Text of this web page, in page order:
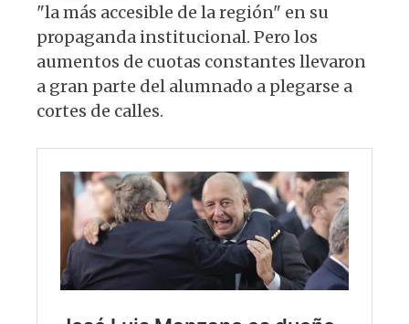
"la más accesible de la región" en su
propaganda institucional. Pero los
aumentos de cuotas constantes llevaron
a gran parte del alumnado a plegarse a
cortes de calles.